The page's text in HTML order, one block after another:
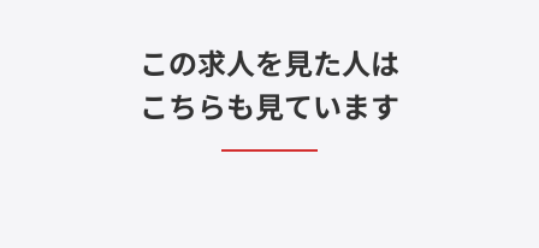
この求人を見た人は
こちらも見ています